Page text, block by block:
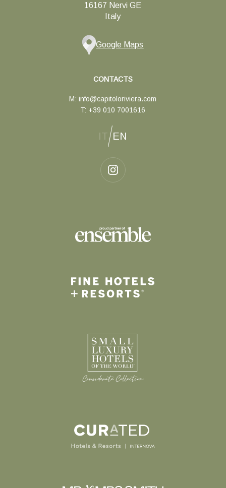
16167 Nervi GE
Italy
Google Maps
CONTACTS
M:info@capitoloriviera.com
T: +39 010 7001616
IT EN